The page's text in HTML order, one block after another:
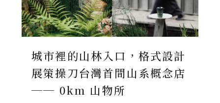
城市裡的山林入口，格式設計
展策操刀台灣首間山系概念店
── 0km 山物所